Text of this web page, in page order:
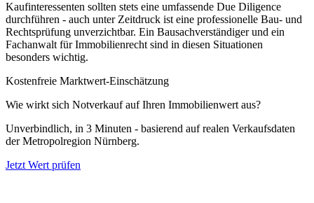
Kaufinteressenten sollten stets eine umfassende Due Diligence
durchführen - auch unter Zeitdruck ist eine professionelle Bau- und
Rechtsprüfung unverzichtbar. Ein Bausachverständiger und ein
Fachanwalt für Immobilienrecht sind in diesen Situationen
besonders wichtig.
Kostenfreie Marktwert-Einschätzung
Wie wirkt sich Notverkauf auf Ihren Immobilienwert aus?
Unverbindlich, in 3 Minuten - basierend auf realen Verkaufsdaten
der Metropolregion Nürnberg.
Jetzt Wert prüfen